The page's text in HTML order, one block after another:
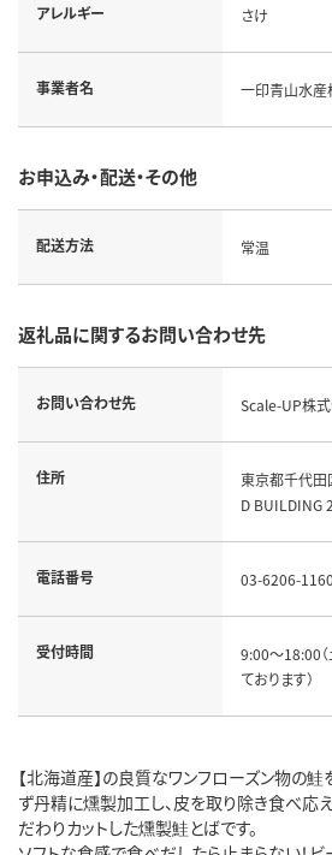
アレルギー さけ
事業者名 一印青山水産
お申込み・配送・その他
配送方法 常温
返礼品に関するお問い合わせ先
お問い合わせ先 Scale-UP株
住所
東京都千代田
D BUILDING
電話番号 03-6206-1160
受付時間
9:00～18:00
ております）
【北海道産】の良質なワンフローズン物の
ず丹精に燻製加工し、皮を取り除き食べ応
だわりカットした燻製鮭とばです。